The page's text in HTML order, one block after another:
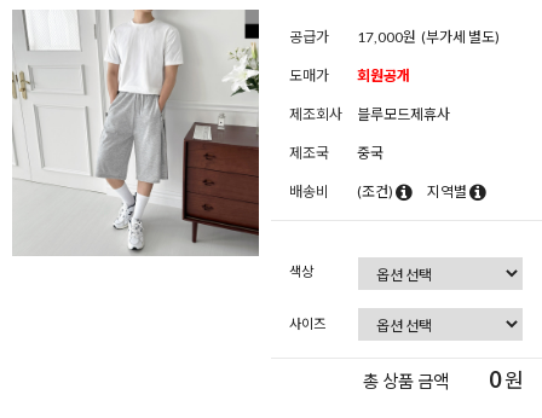
공급가 17,000원 (부가세 별도)
도매가 회원공개
제조회사 블루모드제휴사
제조국 중국
배송비 (조건) 지역별
색상
사이즈
총 상품 금액 0원